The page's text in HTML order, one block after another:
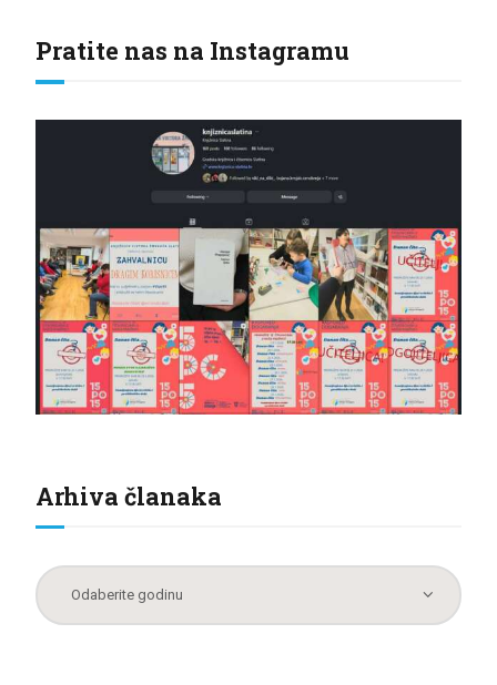
Pratite nas na Instagramu
Arhiva članaka